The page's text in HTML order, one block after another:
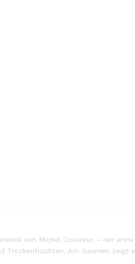
von Michel Couvreur – der
Trockenfrüchten. Am Gaumen